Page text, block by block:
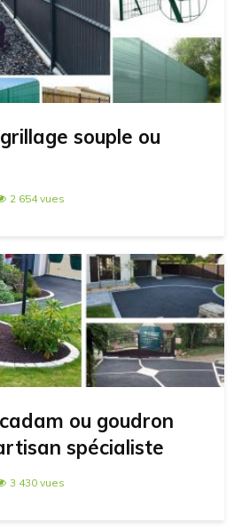
souple ou
2 654 vues
ou goudron
spécialiste
3 430 vues